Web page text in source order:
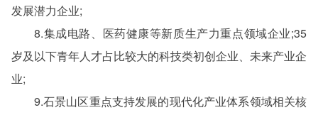
发展潜力企业;
8.集成电路、医药健康等新质生产力重点领域企业;35
岁及以下青年人才占比较大的科技类初创企业、未来产业企
业;
9.石景山区重点支持发展的现代化产业体系领域相关核